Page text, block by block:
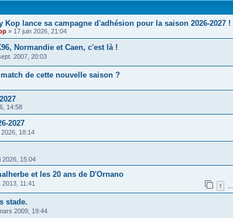
Kop lance sa campagne d'adhésion pour la saison 2026-2027 !
» 17 juin 2026, 21:04
Normandie et Caen, c'est là !
2007, 20:03
de cette nouvelle saison ?
14:58
2027
2026, 18:14
2026, 15:04
et les 20 ans de D'Ornano
2013, 11:41 1 …
stade.
2009, 19:44